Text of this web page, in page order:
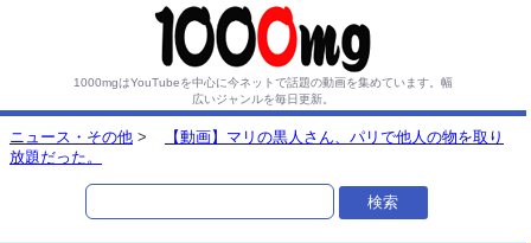
1000mgはYouTubeを中心に今ネットで話題の動画を集めています。 幅
広いジャンルを毎日更新。
ニュース・その他 >
【動画】マリの黒人さん、パリで他人の物を取り
放題だった。